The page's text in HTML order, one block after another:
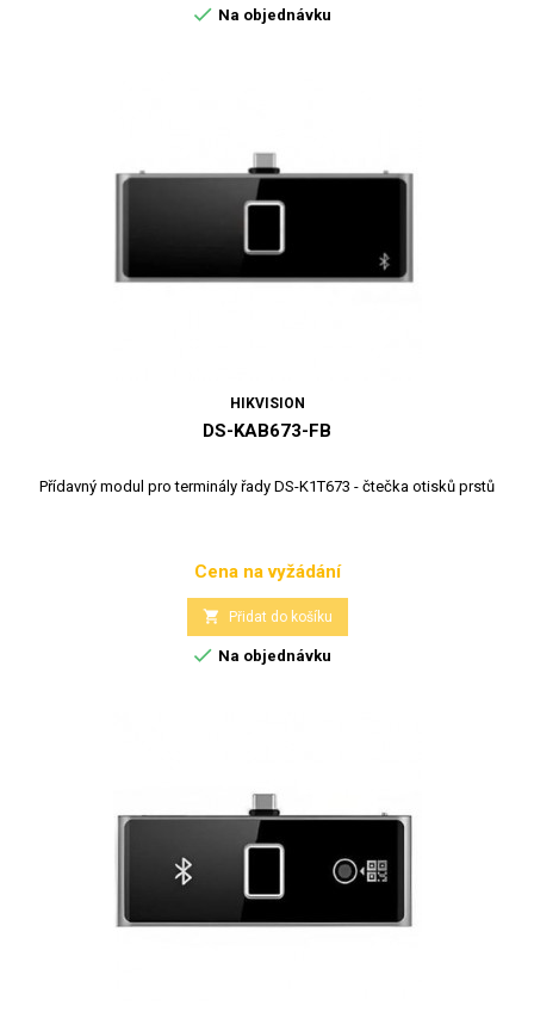
 Na objednávku
HIKVISION
DS-KAB673-FB
Přídavný modul pro terminály řady DS-K1T673 - čtečka otisků prstů
Cena
Cena na vyžádání
 Přidat do košíku
 Na objednávku